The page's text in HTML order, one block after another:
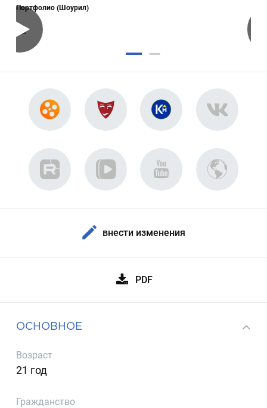
Портфолио (Шоурил)
внести изменения
PDF
ОСНОВНОЕ
Возраст
21 год
Гражданство